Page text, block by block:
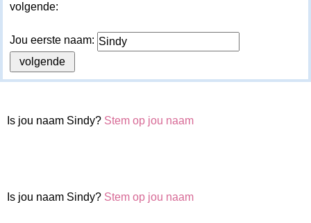
volgende:
Jou eerste naam:
Is jou naam Sindy? Stem op jou naam
Is jou naam Sindy? Stem op jou naam